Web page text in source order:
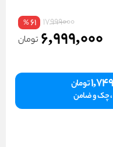
17999000
61
%
6,999,000 تومان
تومان
، چک و ضامن